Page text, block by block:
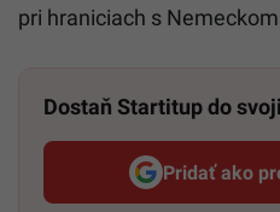
pri hraniciach s
Dostaň Startitup do
Pridať ako